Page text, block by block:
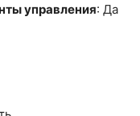
управления: Да